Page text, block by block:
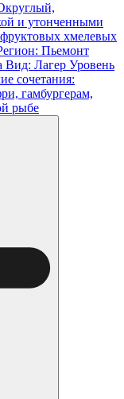
и утонченными
хмелевых
Пьемонт
Вид: Лагер Уровень
сочетания:
гамбургерам,
рыбе